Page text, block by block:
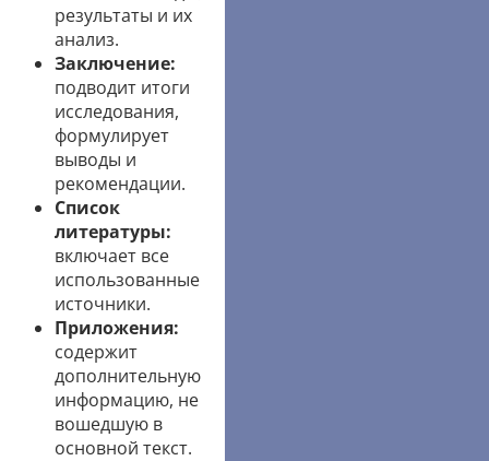
результаты и их
анализ.
Заключение:
подводит итоги
исследования,
формулирует
выводы и
рекомендации.
Список
литературы:
включает все
использованные
источники.
Приложения:
содержит
дополнительную
информацию, не
вошедшую в
основной текст.